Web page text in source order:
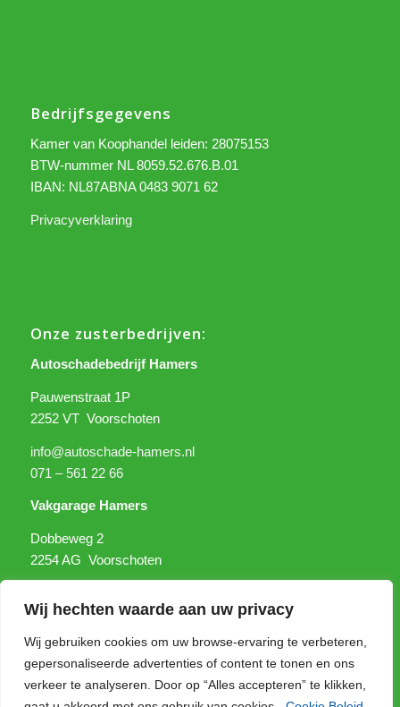
Wij hechten waarde aan uw privacy
Wij gebruiken cookies om uw browse-ervaring te verbeteren,
gepersonaliseerde advertenties of content te tonen en ons
verkeer te analyseren. Door op “Alles accepteren” te klikken,
Bedrijfsgegevens
Kamer van Koophandel leiden: 28075153
BTW-nummer NL 8059.52.676.B.01
IBAN: NL87ABNA 0483 9071 62
Privacyverklaring
Onze zusterbedrijven:
Autoschadebedrijf Hamers
Pauwenstraat 1P
2252 VT Voorschoten
info@autoschade-hamers.nl
071 – 561 22 66
Vakgarage Hamers
Dobbeweg 2
2254 AG Voorschoten
071 – 5 600 201